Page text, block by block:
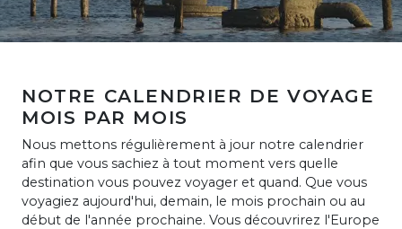
NOTRE CALENDRIER DE VOYAGE
MOIS PAR MOIS
Nous mettons régulièrement à jour notre calendrier
afin que vous sachiez à tout moment vers quelle
destination vous pouvez voyager et quand. Que vous
voyagiez aujourd'hui, demain, le mois prochain ou au
début de l'année prochaine. Vous découvrirez l'Europe